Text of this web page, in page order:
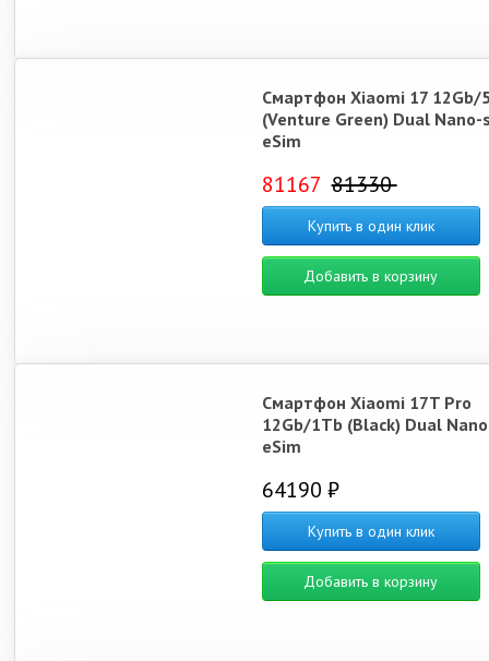
Смартфон Xiaomi 17 12Gb/
(Venture Green) Dual Nano-
eSim
81167 81330
Купить в один клик
Добавить в корзину
Смартфон Xiaomi 17T Pro
12Gb/1Tb (Black) Dual
eSim
64190 ₽
Купить в один клик
Добавить в корзину